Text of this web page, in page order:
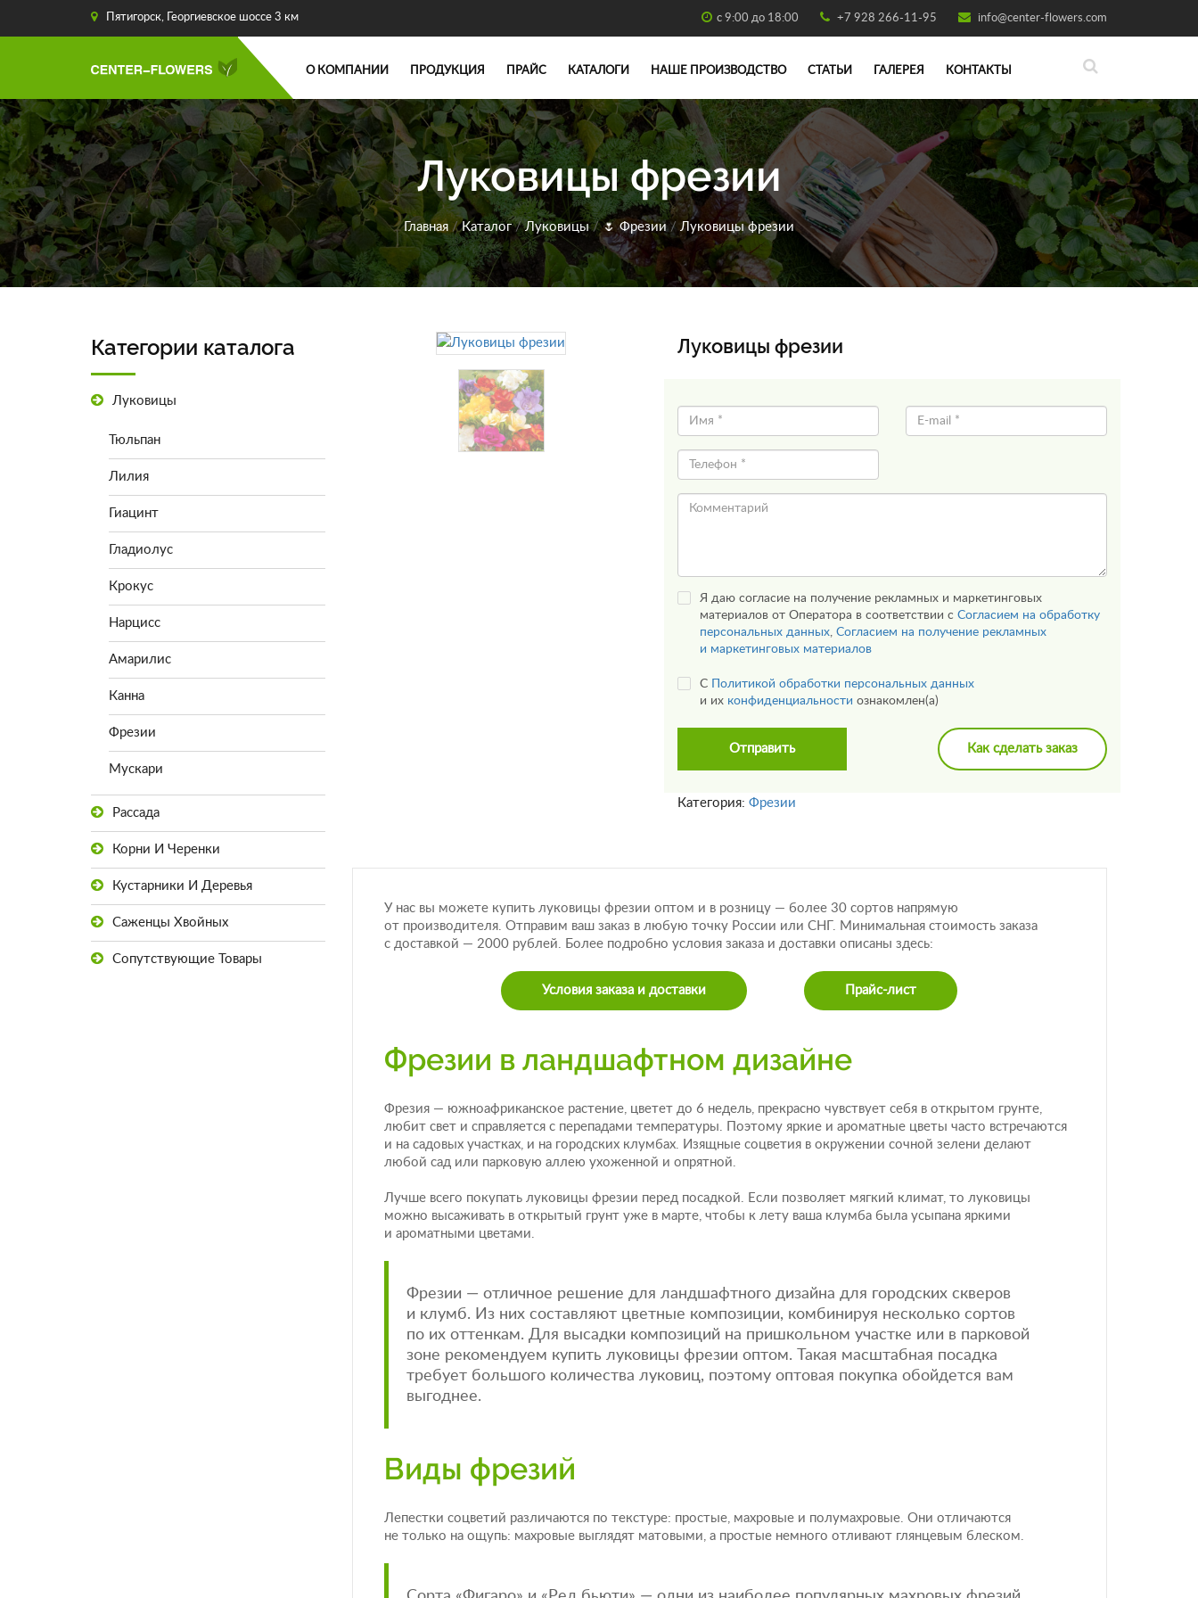
Пятигорск, Георгиевское шоссе 3 км с 9:00 до 18:00 +7 928 266-11-95 info@center-flowers.com
О КОМПАНИИ ПРОДУКЦИЯ ПРАЙС КАТАЛОГИ НАШЕ ПРОИЗВОДСТВО СТАТЬИ ГАЛЕРЕЯ КОНТАКТЫ
Луковицы фрезии
Главная /Каталог/Луковицы/🌷Фрезии/ Луковицы фрезии
Категории каталога
Луковицы
Тюльпан
Лилия
Гиацинт
Гладиолус
Крокус
Нарцисс
Амарилис
Канна
Фрезии
Мускари
Рассада
Корни И Черенки
Кустарники И Деревья
Саженцы Хвойных
Сопутствующие Товары
Луковицы фрезии
Я даю согласие на получение рекламных и маркетинговых
материалов от Оператора в соответствии сСогласием на обработку
персональных данных,Согласием на получение рекламных
и маркетинговых материалов
С
Политикой обработки персональных данных
и их конфиденциальности ознакомлен(а)
Отправить Как сделать заказ
Категория:Фрезии
У нас вы можете купить луковицы фрезии оптом и в розницу — более 30 сортов напрямую
от производителя. Отправим ваш заказ в любую точку России или СНГ. Минимальная стоимость заказа
с доставкой — 2000 рублей. Более подробно условия заказа и доставки описаны здесь:
Условия заказа и доставки Прайс-лист
Фрезии в ландшафтном дизайне
Фрезия — южноафриканское растение, цветет до 6 недель, прекрасно чувствует себя в открытом грунте,
любит свет и справляется с перепадами температуры. Поэтому яркие и ароматные цветы часто встречаются
и на садовых участках, и на городских клумбах. Изящные соцветия в окружении сочной зелени делают
любой сад или парковую аллею ухоженной и опрятной.
Лучше всего покупать луковицы фрезии перед посадкой. Если позволяет мягкий климат, то луковицы
можно высаживать в открытый грунт уже в марте, чтобы к лету ваша клумба была усыпана яркими
и ароматными цветами.
Фрезии — отличное решение для ландшафтного дизайна для городских скверов
и клумб. Из них составляют цветные композиции, комбинируя несколько сортов
по их оттенкам. Для высадки композиций на пришкольном участке или в парковой
зоне рекомендуем купить луковицы фрезии оптом. Такая масштабная посадка
требует большого количества луковиц, поэтому оптовая покупка обойдется вам
выгоднее.
Виды фрезий
Лепестки соцветий различаются по текстуре: простые, махровые и полумахровые. Они отличаются
не только на ощупь: махровые выглядят матовыми, а простые немного отливают глянцевым блеском.